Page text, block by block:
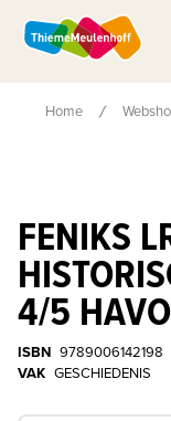
Home
FENIKS
4/5 HAVO
ISBN 9789006142198
VAK GESCHIEDENIS